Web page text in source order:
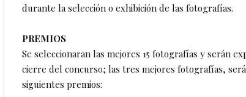
durante la selección o exhibición de las fotografías.
PREMIOS
Se seleccionaran las mejores 15 fotografías y serán
cierre del concurso; las tres mejores fotografías,
siguientes premios: